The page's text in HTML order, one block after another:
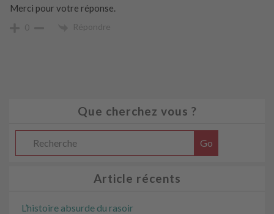
Merci pour votre réponse.
0 Répondre
Que cherchez vous ?
Article récents
L’histoire absurde du rasoir